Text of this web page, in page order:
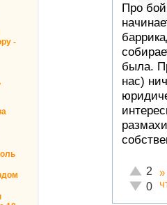
-
Про
была.
нас)
2
0
»